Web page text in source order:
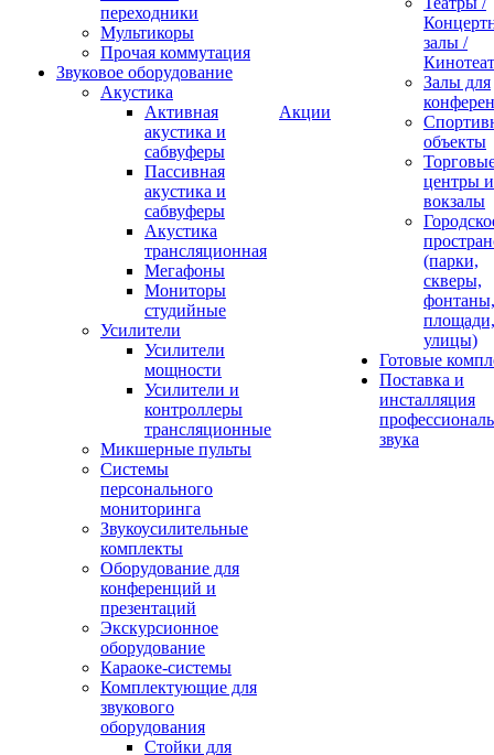
переходники
Мультикоры
Прочая коммутация
Звуковое оборудование
Акустика
Активная
акустика и
сабвуферы
Пассивная
акустика и
сабвуферы
Акустика
трансляционная
Мегафоны
Мониторы
студийные
Усилители
Усилители
мощности
Усилители и
контроллеры
трансляционные
Микшерные пульты
Системы
персонального
мониторинга
Звукоусилительные
комплекты
Оборудование для
конференций и
презентаций
Экскурсионное
оборудование
Караоке-системы
Комплектующие для
звукового
оборудования
Стойки для
Акции
залы /
Залы для
объекты
центры и
вокзалы
(парки,
скверы,
фонтаны,
площади,
улицы)
Готовые
Поставка и
инсталляция
звука